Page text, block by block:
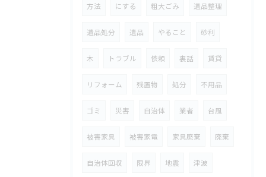
方法 にする 粗大ごみ 遺品整理
遺品処分 遺品 やること 砂利
木 トラブル 依頼 裏話 賃貸
リフォーム 残置物 処分 不用品
ゴミ 災害 自治体 業者 台風
被害家具 被害家電 家具廃棄 廃棄
自治体回収 限界 地震 津波